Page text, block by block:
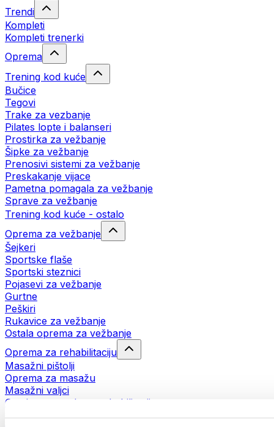
Trendi
Kompleti
Kompleti trenerki
Oprema
Trening kod kuće
Bučice
Tegovi
Trake za vezbanje
Pilates lopte i balanseri
Prostirka za vežbanje
Šipke za vežbanje
Prenosivi sistemi za vežbanje
Preskakanje vijace
Pametna pomagala za vežbanje
Sprave za vežbanje
Trening kod kuće - ostalo
Oprema za vežbanje
Šejkeri
Sportske flaše
Sportski steznici
Pojasevi za vežbanje
Gurtne
Peškiri
Rukavice za vežbanje
Ostala oprema za vežbanje
Oprema za rehabilitaciju
Masažni pištolji
Oprema za masažu
Masažni valjci
Ostala pomagala za rehabilitaciju
Torbe i rančevi